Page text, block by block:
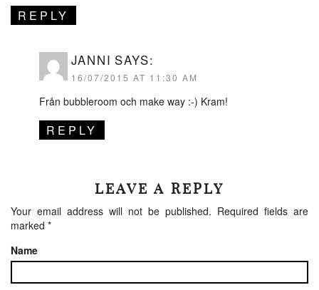
REPLY
JANNI SAYS:
16/07/2015 AT 11:30 AM
Från bubbleroom och make way :-) Kram!
REPLY
LEAVE A REPLY
Your email address will not be published. Required fields are
marked *
Name